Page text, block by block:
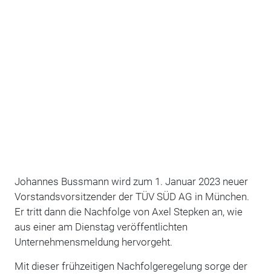
Johannes Bussmann wird zum 1. Januar 2023 neuer
Vorstandsvorsitzender der TÜV SÜD AG in München.
Er tritt dann die Nachfolge von Axel Stepken an, wie
aus einer am Dienstag veröffentlichten
Unternehmensmeldung hervorgeht.
Mit dieser frühzeitigen Nachfolgeregelung sorge der